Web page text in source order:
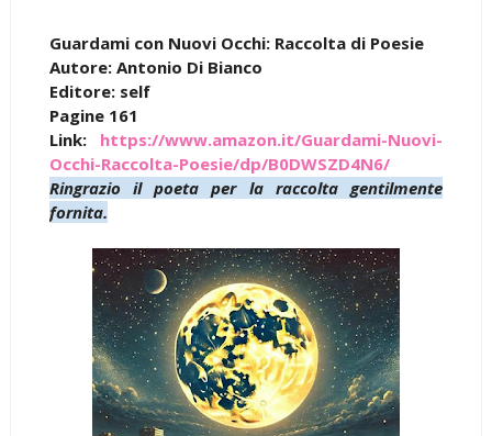
Guardami con Nuovi Occhi: Raccolta di Poesie
Autore: Antonio Di Bianco
Editore: self
Pagine 161
Link: https://www.amazon.it/Guardami-Nuovi-
Occhi-Raccolta-Poesie/dp/B0DWSZD4N6/
Ringrazio il poeta per la raccolta gentilmente
fornita.